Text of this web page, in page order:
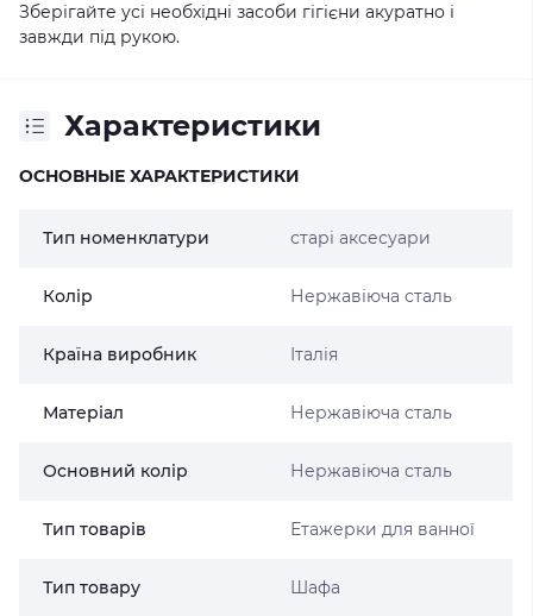
Зберігайте усі необхідні засоби гігієни акуратно і
завжди під рукою.
Характеристики
ОСНОВНЫЕ ХАРАКТЕРИСТИКИ
Тип номенклатури старі аксесуари
Колір Нержавіюча сталь
Країна виробник Італія
Матеріал Нержавіюча сталь
Основний колір Нержавіюча сталь
Тип товарів Етажерки для ванної
Тип товару Шафа